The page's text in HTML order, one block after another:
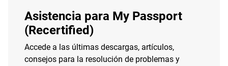
Asistencia para My Passport
(Recertified)
Accede a las últimas descargas, artículos,
consejos para la resolución de problemas y